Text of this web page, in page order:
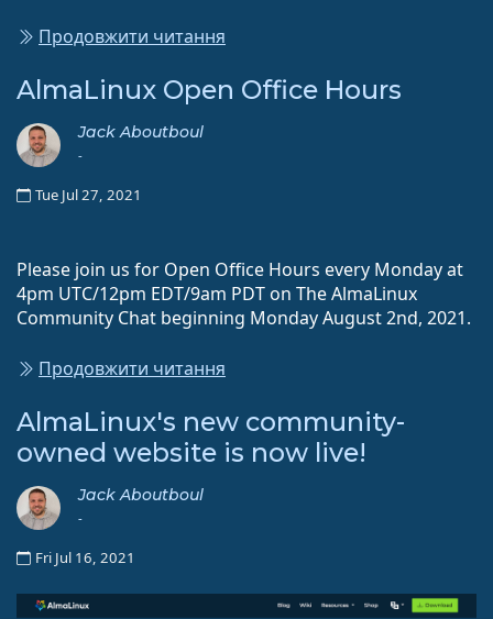
Продовжити читання
AlmaLinux Open Office Hours
Jack Aboutboul
-
Tue Jul 27, 2021
Please join us for Open Office Hours every Monday at
4pm UTC/12pm EDT/9am PDT on The AlmaLinux
Community Chat beginning Monday August 2nd, 2021.
Продовжити читання
AlmaLinux's new community-
owned website is now live!
Jack Aboutboul
-
Fri Jul 16, 2021